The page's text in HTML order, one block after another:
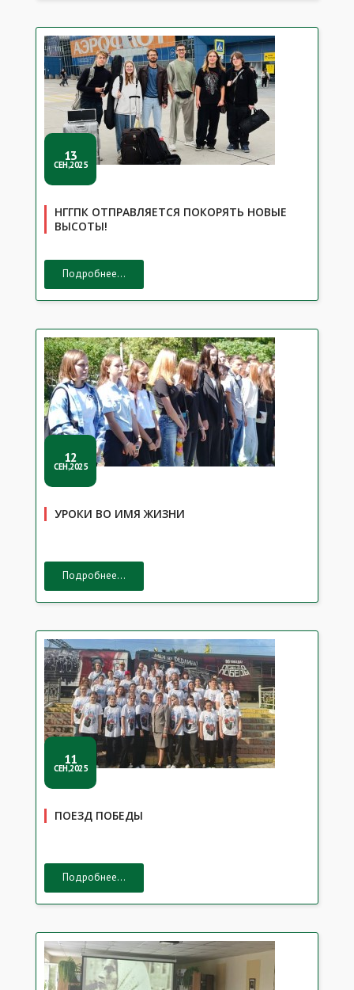
13
СЕН,2025
НГГПК ОТПРАВЛЯЕТСЯ ПОКОРЯТЬ НОВЫЕ
ВЫСОТЫ!
Подробнее...
12
СЕН,2025
УРОКИ ВО ИМЯ ЖИЗНИ
Подробнее...
11
СЕН,2025
ПОЕЗД ПОБЕДЫ
Подробнее...